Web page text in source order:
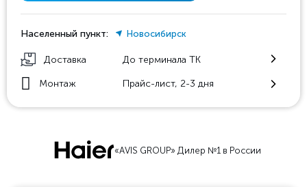
Населенный пункт: Новосибирск
Доставка До терминала ТК
Монтаж Прайс-лист, 2-3 дня
«AVIS GROUP» Дилер №1 в России